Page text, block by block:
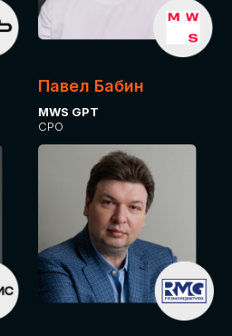
Павел Бабин
MWS GPT
CPO